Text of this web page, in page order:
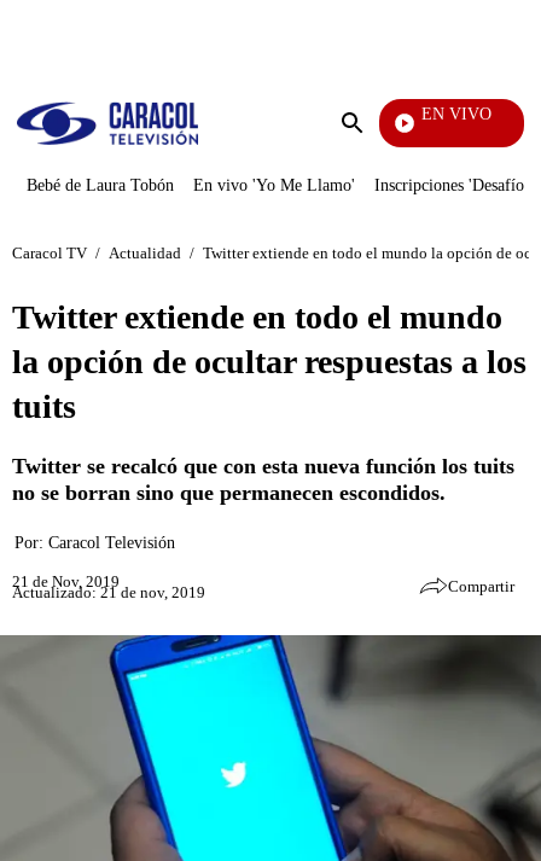
Enviar
EN VIVO
Pura Diversión
Bebé de Laura Tobón En vivo 'Yo Me Llamo' Inscripciones 'Desafío'
Caracol TV / Actualidad / Twitter extiende en todo el mundo la opción de
Twitter extiende en todo el mundo
la opción de ocultar respuestas a los
tuits
Twitter se recalcó que con esta nueva función los tuits
no se borran sino que permanecen escondidos.
Por: Caracol Televisión
21 de Nov, 2019
Actualizado: 21 de nov, 2019 Compartir